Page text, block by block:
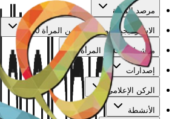
مرصد المرأة
الاستراتيجية الوطنية لتمكين المرأة 2030
مؤشرات تمكين المرأة
إصدارات
الركن الإعلامي
الأنشطة